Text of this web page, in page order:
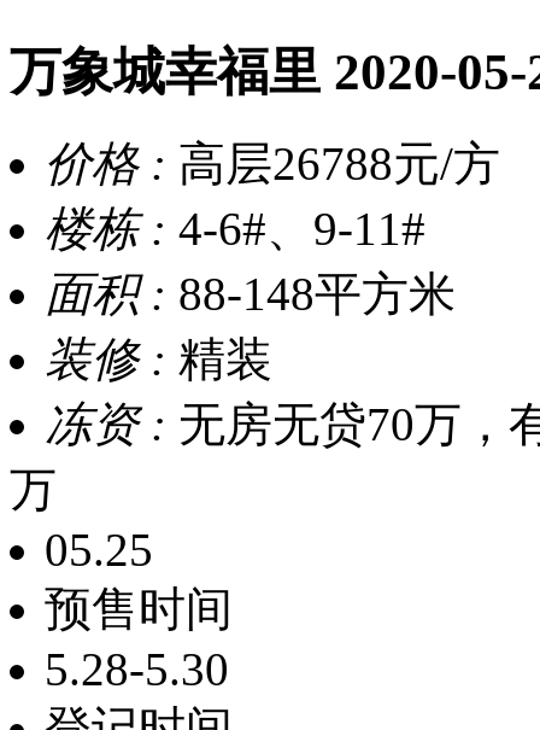
万象城幸福里 2020-
价格 : 高层26788元/方
楼栋 : 4-6#、9-11#
面积 : 88-148平方米
装修 : 精装
冻资 : 无房无贷70万，
万
05.25
预售时间
5.28-5.30